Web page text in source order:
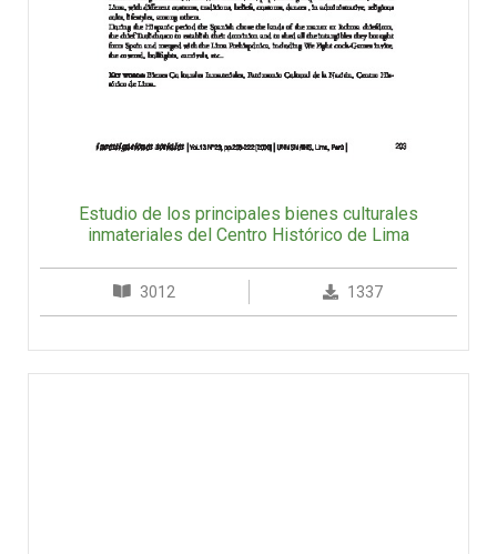
Estudio de los principales bienes culturales
inmateriales del Centro Histórico de Lima
3012 1337